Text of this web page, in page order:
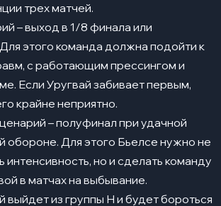
трех матчей.
– выход в 1/8 финала или
этого команда должна подойти к
с работающим прессингом и
Если Уругвай забивает первым,
крайне неприятно.
– полуфинал при удачной
обороне. Для этого Бьелсе нужно не
интенсивность, но и сделать команду
в матчах на выбывание.
выйдет из группы H и будет бороться